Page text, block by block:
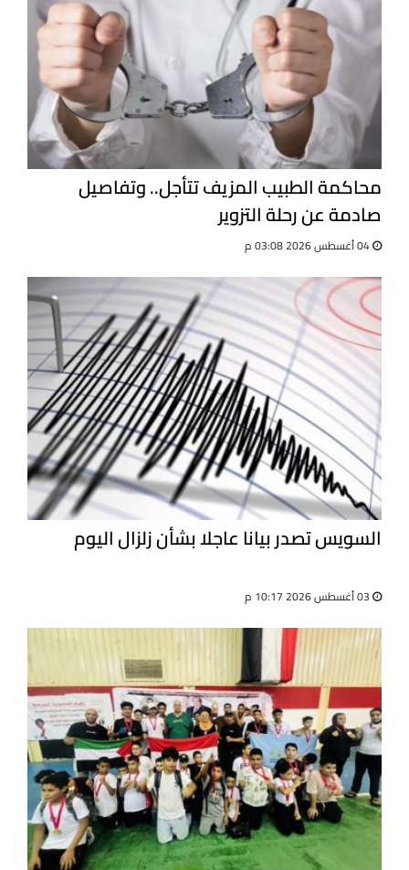
محاكمة الطبيب المزيف تتأجل.. وتفاصيل
صادمة عن رحلة التزوير
السويس تصدر بيانا عاجلا بشأن زلزال اليوم